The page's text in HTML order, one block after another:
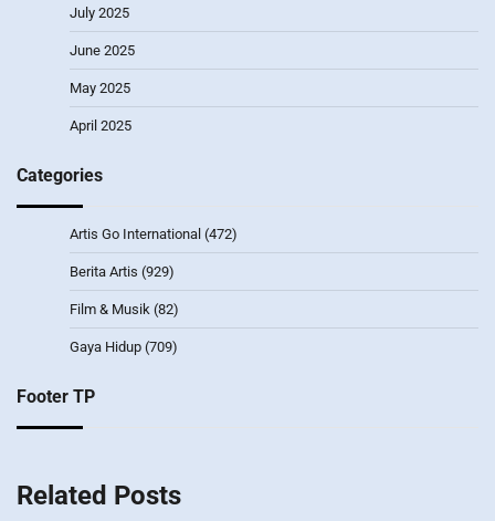
July 2025
June 2025
May 2025
April 2025
Categories
Artis Go International (472)
Berita Artis (929)
Film & Musik (82)
Gaya Hidup (709)
Footer TP
Related Posts